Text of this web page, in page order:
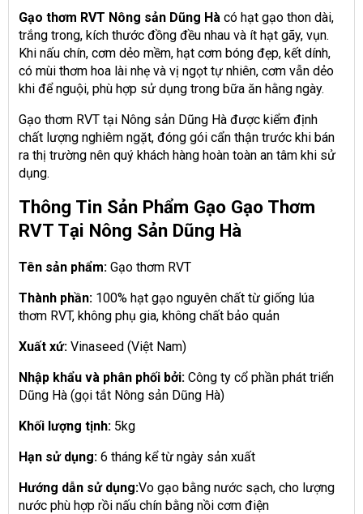
Gạo thơm RVT Nông sản Dũng Hà có hạt gạo thon dài,
trắng trong, kích thước đồng đều nhau và ít hạt gãy, vụn.
Khi nấu chín, cơm dẻo mềm, hạt cơm bóng đẹp, kết dính,
có mùi thơm hoa lài nhẹ và vị ngọt tự nhiên, cơm vẫn dẻo
khi để nguội, phù hợp sử dụng trong bữa ăn hằng ngày.
Gạo thơm RVT tại Nông sản Dũng Hà được kiểm định
chất lượng nghiêm ngặt, đóng gói cẩn thận trước khi bán
ra thị trường nên quý khách hàng hoàn toàn an tâm khi sử
dụng.
Thông Tin Sản Phẩm Gạo Gạo Thơm
RVT Tại Nông Sản Dũng Hà
Tên sản phẩm: Gạo thơm RVT
Thành phần: 100% hạt gạo nguyên chất từ giống lúa
thơm RVT, không phụ gia, không chất bảo quản
Xuất xứ: Vinaseed (Việt Nam)
Nhập khẩu và phân phối bởi: Công ty cổ phần phát triển
Dũng Hà (gọi tắt Nông sản Dũng Hà)
Khối lượng tịnh: 5kg
Hạn sử dụng: 6 tháng kể từ ngày sản xuất
Hướng dẫn sử dụng:Vo gạo bằng nước sạch, cho lượng
nước phù hợp rồi nấu chín bằng nồi cơm điện